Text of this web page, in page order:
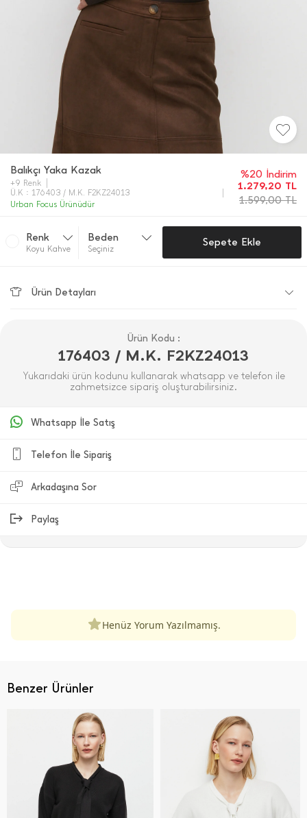
Balıkçı Yaka Kazak
+9 Renk
Ü.K : 176403 / M.K. F2KZ24013
Urban Focus Ürünüdür
%20 İndirim
1.279,20 TL
1.599,00TL
Renk
Koyu Kahve
Beden
Seçiniz
Sepete Ekle
Ürün Detayları
Ürün Kodu :
176403 / M.K. F2KZ24013
Yukarıdaki ürün kodunu kullanarak whatsapp ve telefon ile
zahmetsizce sipariş oluşturabilirsiniz.
Whatsapp İle Satış
Telefon İle Sipariş
Arkadaşına Sor
Paylaş
Henüz Yorum Yazılmamış.
Benzer Ürünler